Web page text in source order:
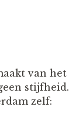
van het
stijfheid.
zelf: